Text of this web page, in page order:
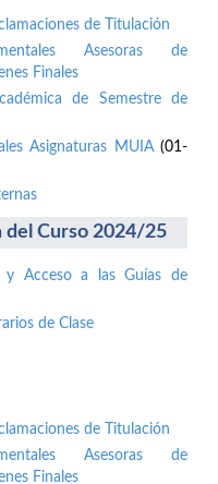
de Titulación
Asesoras de
Finales
de Semestre de
Asignaturas MUIA(01-
del Curso 2024/25
y Acceso a las Guías de
de Clase
de Titulación
Asesoras de
Finales